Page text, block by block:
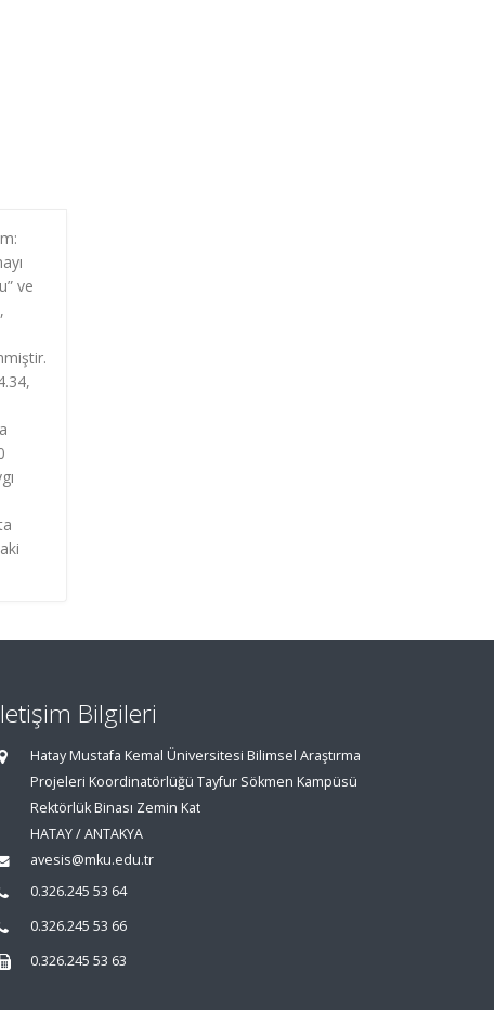
ve
Bilgileri
Hatay Mustafa Kemal Üniversitesi Bilimsel Araştırma
Projeleri Koordinatörlüğü Tayfur Sökmen Kampüsü
Rektörlük Binası Zemin Kat
HATAY / ANTAKYA
avesis@mku.edu.tr
0.326.245 53 64
0.326.245 53 66
0.326.245 53 63